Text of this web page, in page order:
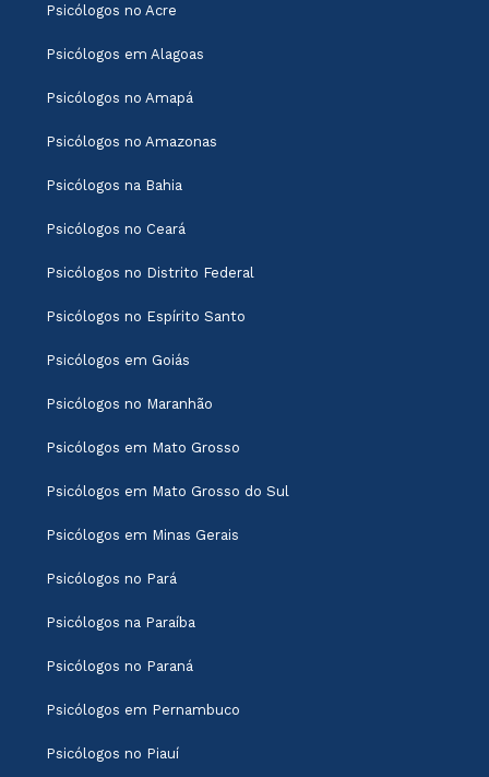
Psicólogos no Acre
Psicólogos em Alagoas
Psicólogos no Amapá
Psicólogos no Amazonas
Psicólogos na Bahia
Psicólogos no Ceará
Psicólogos no Distrito Federal
Psicólogos no Espírito Santo
Psicólogos em Goiás
Psicólogos no Maranhão
Psicólogos em Mato Grosso
Psicólogos em Mato Grosso do Sul
Psicólogos em Minas Gerais
Psicólogos no Pará
Psicólogos na Paraíba
Psicólogos no Paraná
Psicólogos em Pernambuco
Psicólogos no Piauí